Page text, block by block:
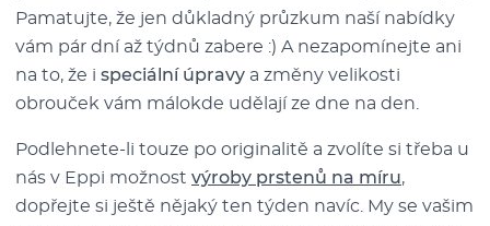
Pamatujte, že jen důkladný průzkum naší nabídky
vám pár dní až týdnů zabere :) A nezapomínejte ani
na to, že i speciální úpravy a změny velikosti
obrouček vám málokde udělají ze dne na den.
Podlehnete-li touze po originalitě a zvolíte si třeba u
nás v Eppi možnost výroby prstenů na míru,
dopřejte si ještě nějaký ten týden navíc. My se vašim